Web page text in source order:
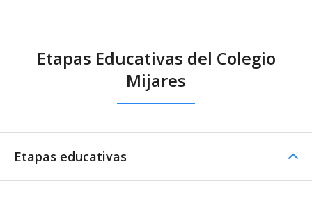
Etapas Educativas del Colegio
Mijares
Etapas educativas